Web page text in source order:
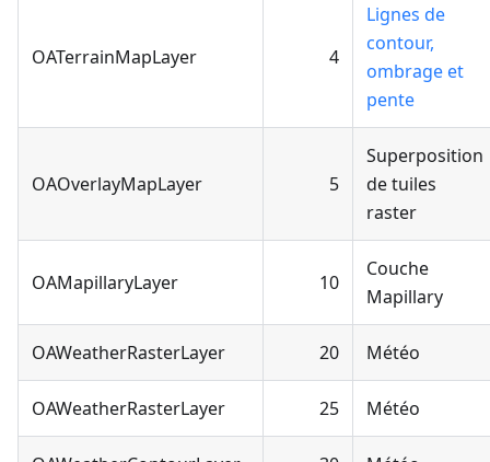
OATerrainMapLayer 4
Lignes de
contour,
ombrage et
pente
OAOverlayMapLayer 5
Superposition
de tuiles
raster
OAMapillaryLayer 10
Couche
Mapillary
OAWeatherRasterLayer 20 Météo
OAWeatherRasterLayer 25 Météo